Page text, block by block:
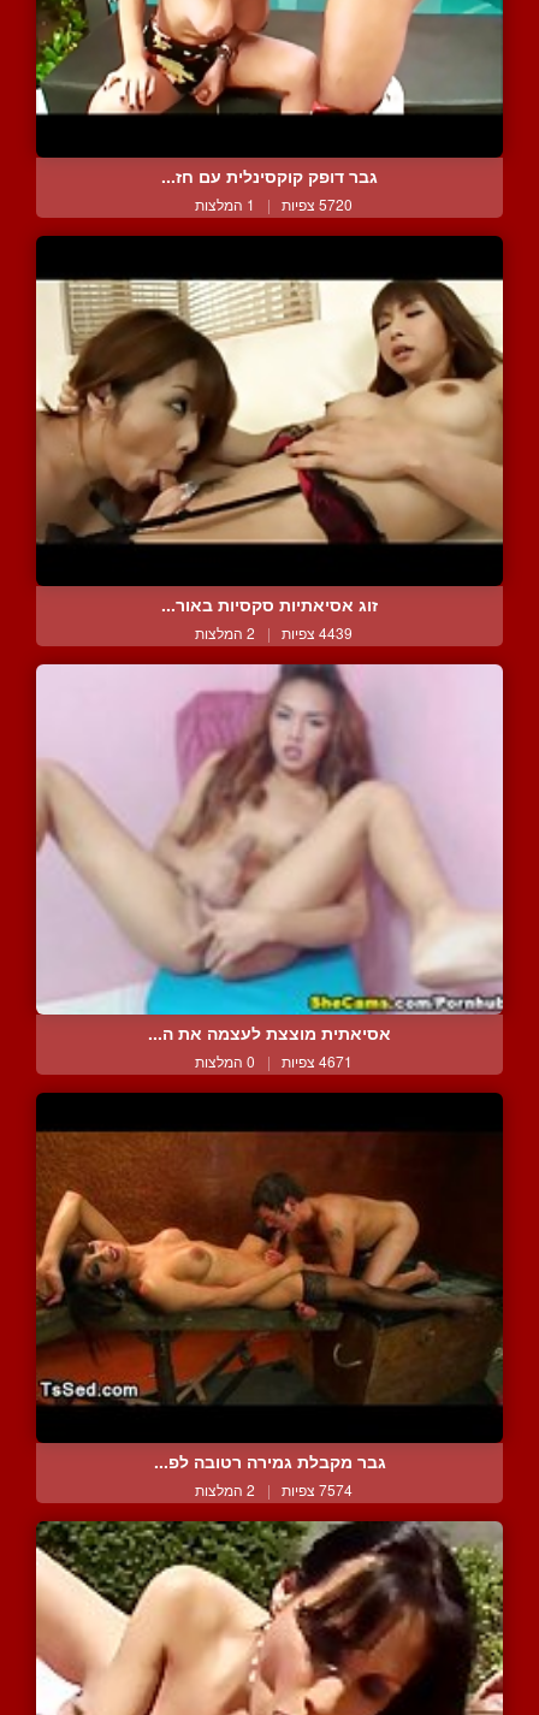
גבר דופק קוקסינלית עם חז...
5720 צפיות | 1 המלצות
זוג אסיאתיות סקסיות באור...
4439 צפיות | 2 המלצות
אסיאתית מוצצת לעצמה את ה...
4671 צפיות | 0 המלצות
גבר מקבלת גמירה רטובה לפ...
7574 צפיות | 2 המלצות